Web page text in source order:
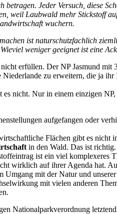
Jeder Versuch, diese
weil Laubwald mehr
wuchern.
ist naturschutzfachlich
weniger geeignet ist eine
erfüllen. Der NP Jasmund mit
zu erweitern, die ja
nicht. Nur in einem einzigen
aufgefangen oder
Flächen gibt es nicht
in den Wald. Das ist
ist ein viel komplexeres
wirklich auf ihrer Agenda hat.
mit der Natur und
mit vielen anderen
Nationalparkverordnung